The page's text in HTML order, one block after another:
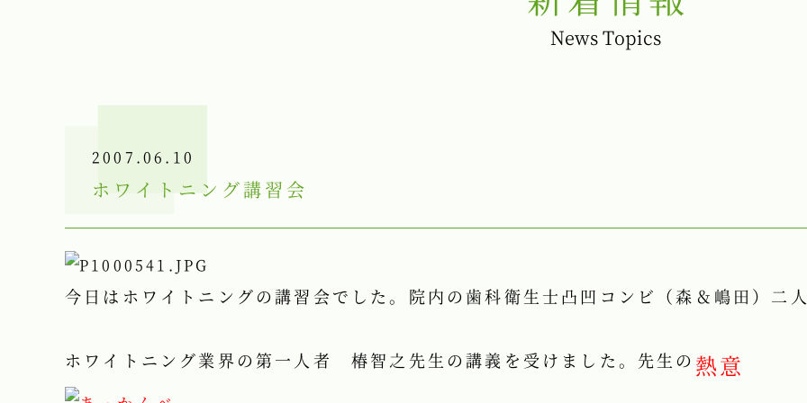
News Topics
2007.06.10
ホワイトニング講習会
今日はホワイトニングの講習会でした。院内の歯科衛生士凸凹コンビ（森＆嶋田）二人
ホワイトニング業界の第一人者 椿智之先生の講義を受けました。先生の 熱意